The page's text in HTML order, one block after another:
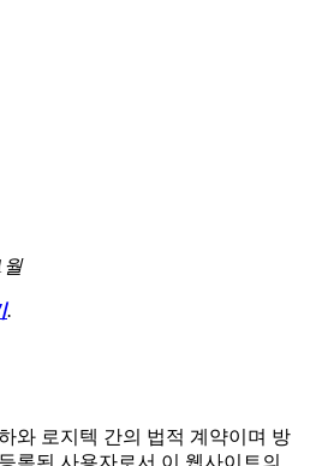
월
.
와 로지텍 간의 법적 계약이며 방
록된 사용자로서 이 웹사이트의